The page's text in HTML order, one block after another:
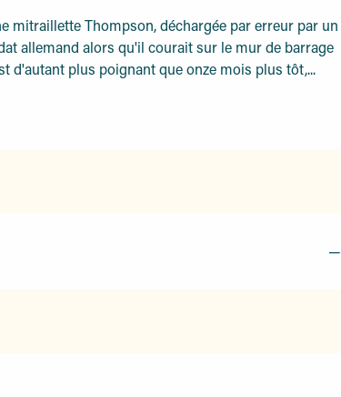
mitraillette Thompson, déchargée par erreur par un
allemand alors qu'il courait sur le mur de barrage
d'autant plus poignant que onze mois plus tôt,...
—